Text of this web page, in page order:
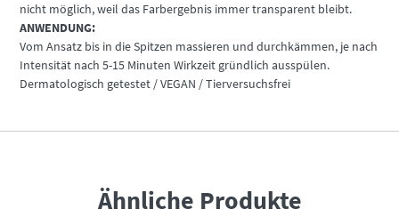
nicht möglich, weil das Farbergebnis immer transparent bleibt.
ANWENDUNG:
Vom Ansatz bis in die Spitzen massieren und durchkämmen, je nach
Intensität nach 5-15 Minuten Wirkzeit gründlich ausspülen.
Dermatologisch getestet / VEGAN / Tierversuchsfrei
Ähnliche Produkte